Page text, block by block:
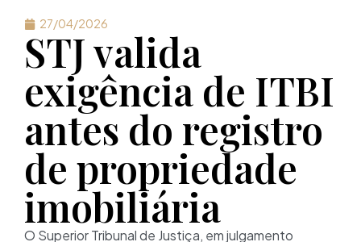
27/04/2026
STJ valida
exigência de ITBI
antes do registro
de propriedade
imobiliária
O Superior Tribunal de Justiça, em julgamento